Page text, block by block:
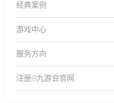
经典案例
游戏中心
服务方向
注册j9九游会官网